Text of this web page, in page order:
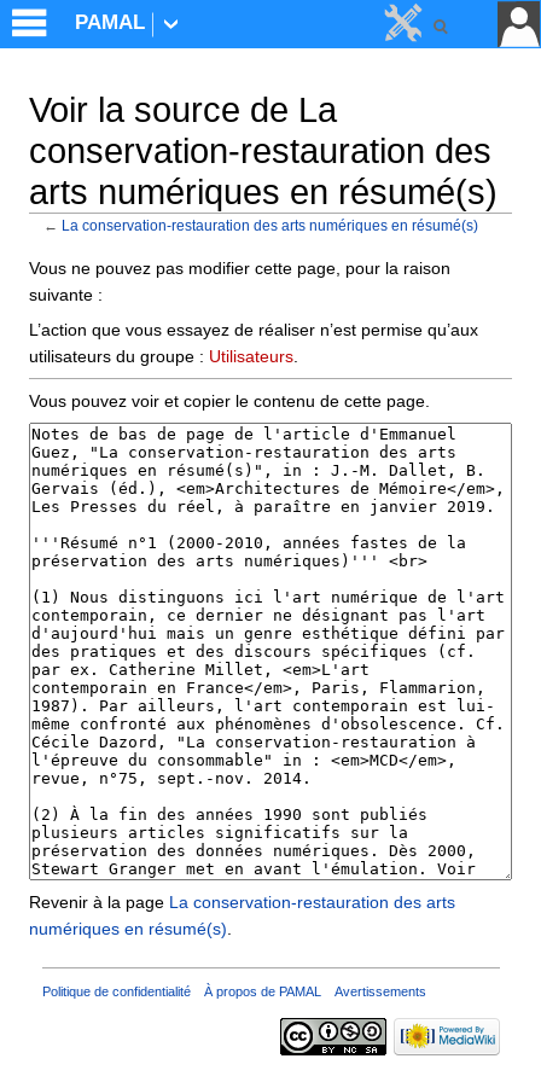
Voir la source de La
conservation-restauration des
arts numériques en résumé(s)
← La conservation-restauration des arts numériques en résumé(s)
Vous ne pouvez pas modifier cette page, pour la raison
suivante :
L’action que vous essayez de réaliser n’est permise qu’aux
utilisateurs du groupe : Utilisateurs
Vous pouvez voir et copier le contenu de cette page.
Revenir à la page La conservation-restauration des arts
numériques en résumé(s).
Politique de confidentialité À propos de PAMAL Avertissements
PAMAL